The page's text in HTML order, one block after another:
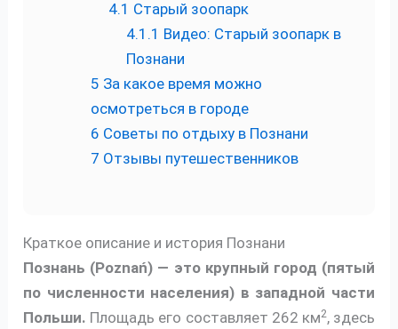
4.1 Старый зоопарк
4.1.1 Видео: Старый зоопарк в
Познани
5 За какое время можно
осмотреться в городе
6 Советы по отдыху в Познани
7 Отзывы путешественников
Краткое описание и история Познани
Познань (Poznań) — это крупный город (пятый
по численности населения) в западной части
Польши. Площадь его составляет 262 км2, здесь